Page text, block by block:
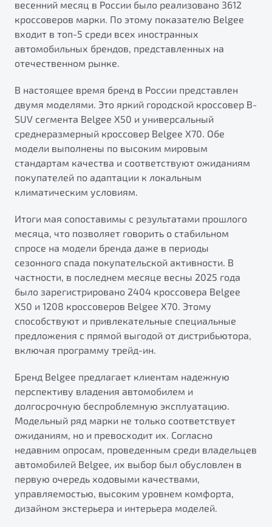
от 1 699 990 ₽*
Обзор В наличии
от 2 499 990 ₽*
Обзор В наличии
Подробно
Автомобили в наличии
Тест-драйв
Автокредит
Спецпредложения
Будьте еще более уверены на дорогах с программой
Преимущества программы
Запись на сервис
Калькулятор ТО
весенний месяц в России было реализовано 3612
кроссоверов марки. По этому показателю Belgee
входит в топ-5 среди всех иностранных
автомобильных брендов, представленных на
отечественном рынке.
В настоящее время бренд в России представлен
двумя моделями. Это яркий городской кроссовер B-
SUV сегмента Belgee X50 и универсальный
среднеразмерный кроссовер Belgee X70. Обе
модели выполнены по высоким мировым
стандартам качества и соответствуют ожиданиям
покупателей по адаптации к локальным
климатическим условиям.
Итоги мая сопоставимы с результатами прошлого
месяца, что позволяет говорить о стабильном
спросе на модели бренда даже в периоды
сезонного спада покупательской активности. В
частности, в последнем месяце весны 2025 года
было зарегистрировано 2404 кроссовера Belgee
X50 и 1208 кроссоверов Belgee X70. Этому
способствуют и привлекательные специальные
предложения с прямой выгодой от дистрибьютора,
включая программу трейд-ин.
Бренд Belgee предлагает клиентам надежную
перспективу владения автомобилем и
долгосрочную беспроблемную эксплуатацию.
Модельный ряд марки не только соответствует
ожиданиям, но и превосходит их. Согласно
недавним опросам, проведенным среди владельцев
автомобилей Belgee, их выбор был обусловлен в
первую очередь ходовыми качествами,
управляемостью, высоким уровнем комфорта,
дизайном экстерьера и интерьера моделей.